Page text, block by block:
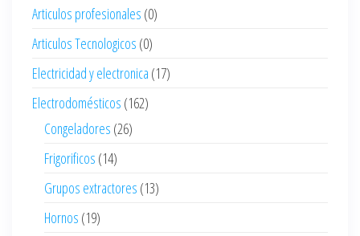
Articulos profesionales (0)
Articulos Tecnologicos (0)
Electricidad y electronica (17)
Electrodomésticos (162)
Congeladores (26)
Frigorificos (14)
Grupos extractores (13)
Hornos (19)